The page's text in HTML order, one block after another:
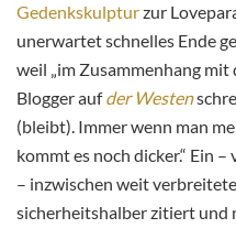
Gedenkskulpturzur
unerwartet schnelles Ende
weil „im Zusammenhang mit
Blogger aufder Westen
(bleibt). Immer wenn man
kommt es noch dicker.“ Ein
– inzwischen weit
sicherheitshalber zitiert und